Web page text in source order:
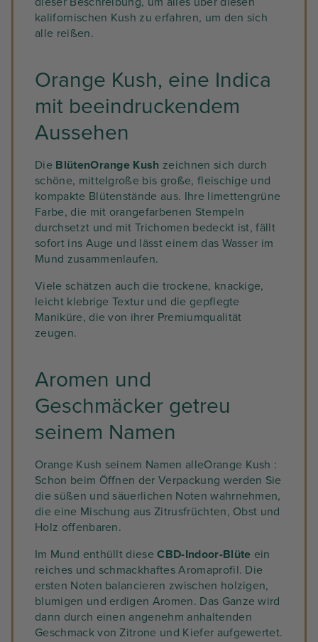
kalifornischen Kush zu erfahren, um den sich
alle reißen.
Orange Kush, eine Indica
mit beeindruckendem
Aussehen
Die BlütenOrange Kush zeichnen sich durch
schöne, mittelgroße bis große, fleischige und
kompakte Blütenstände aus. Ihre limettengrüne
Farbe, die mit orangefarbenen Stempeln
durchsetzt und mit Trichomen bedeckt ist, fällt
sofort ins Auge und lässt einem das Wasser im
Mund zusammenlaufen.
Viele schätzen auch die trockene, knackige,
leicht klebrige Textur und die gepflegte
Maniküre, die von ihrer Premiumqualität
zeugen.
Aromen und
Geschmäcker getreu
seinem Namen
Orange Kush seinem Namen alleOrange Kush :
Schon beim Öffnen der Verpackung werden Sie
die süßen und säuerlichen Noten wahrnehmen,
die eine Mischung aus Zitrusfrüchten, Obst und
Holz offenbaren.
Im Mund enthüllt dieseCBD-Indoor-Blüte ein
reiches und schmackhaftes Aromaprofil. Die
ersten Noten balancieren zwischen holzigen,
blumigen und erdigen Aromen. Das Ganze wird
dann durch einen angenehm anhaltenden
Geschmack von Zitrone und Kiefer aufgewertet.